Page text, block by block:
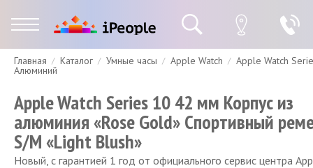
Гарантия Доставка и оплата Спецпредложения Скидки
Главная Каталог Умные часы Apple Watch Apple Watch
Алюминий
Apple Watch Series 10 42 мм Корпус из
алюминия «Rose Gold» Спортивный
S/M «Light Blush»
Новый, с гарантией 1 год от официального сервис центра